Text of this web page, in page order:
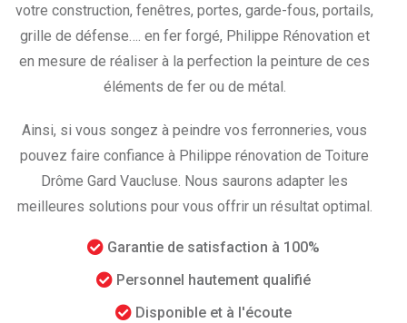
votre construction, fenêtres, portes, garde-fous, portails,
grille de défense…. en fer forgé, Philippe Rénovation et
en mesure de réaliser à la perfection la peinture de ces
éléments de fer ou de métal.
Ainsi, si vous songez à peindre vos ferronneries, vous
pouvez faire confiance à Philippe rénovation de Toiture
Drôme Gard Vaucluse. Nous saurons adapter les
meilleures solutions pour vous offrir un résultat optimal.
Garantie de satisfaction à 100%
Personnel hautement qualifié
Disponible et à l'écoute